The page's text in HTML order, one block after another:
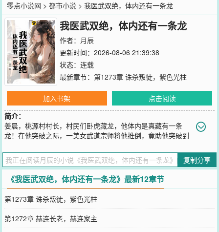
零点小说网 >都市小说 > 我医武双绝，体内还有一条龙
我医武双绝，体内还有一条龙
作者： 月辰
更新时间：2026-08-06 21:39:38
状态：连载
最新章节： 第1273章 诛杀叛徒，紫色光柱
加入书架
点击阅读
简介：
姜晨，桃源村村长，村民们卧虎藏龙，他体内是真藏有一条
龙！在他突破之际，一美女武道宗师将他推倒，竟助他突破到
您要是觉得《我医武双绝，体内还有一条龙》还不错的话请不要忘记
向您QQ群和微博微信里的朋友推荐哦！
复制分享
《我医武双绝，体内还有一条龙》最新12章节
第1273章 诛杀叛徒，紫色光柱
第1272章 赫连长老，赫连家主